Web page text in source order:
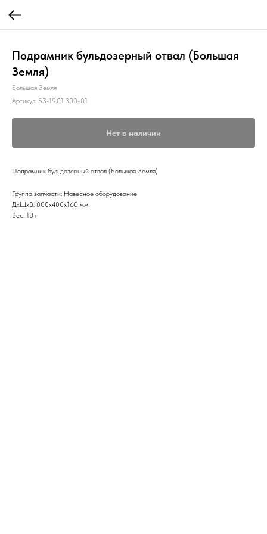
Подрамник бульдозерный отвал (Большая
Земля)
Большая Земля
Артикул: БЗ-19.01.300-01
Нет в наличии
Подрамник бульдозерный отвал (Большая Земля)
Группа запчасти: Навесное оборудование
ДxШxВ: 800x400x160 мм
Вес: 10 г